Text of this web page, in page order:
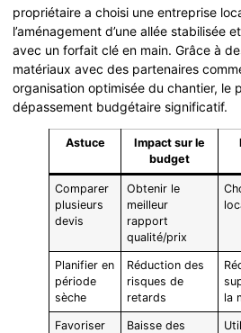
propriétaire a choisi une entreprise
l’aménagement d’une allée stabilisée
avec un forfait clé en main. Grâce à
matériaux avec des partenaires
organisation optimisée du chantier, le
dépassement budgétaire significatif.
Astuce
Impact sur le
budget
Comparer
plusieurs
devis
Obtenir le
meilleur
rapport
qualité/prix
Planifier en
période
sèche
Réduction des
risques de
retards
la
Favoriser
Baisse des